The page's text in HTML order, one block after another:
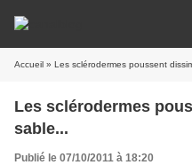
Accueil » Les sclérodermes poussent
Les sclérodermes
sable...
Publié le 07/10/2011 à 18:20